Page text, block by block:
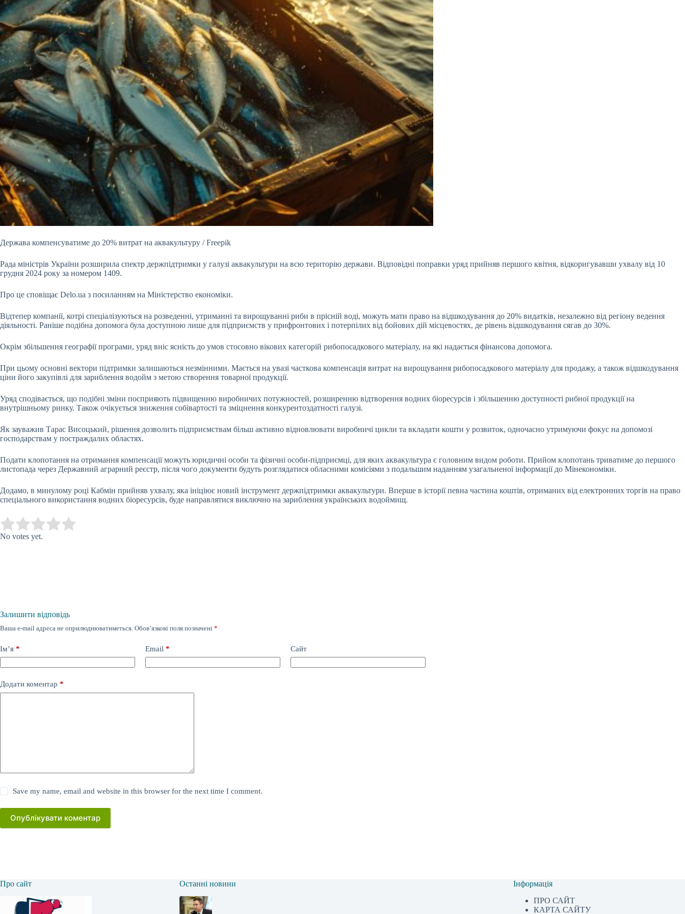
Держава компенсуватиме до 20% витрат на аквакультуру / Freepik
Рада міністрів України розширила спектр держпідтримки у галузі аквакультури на всю територію держави. Відповідні поправки уряд прийняв першого квітня, відкоригувавши ухвалу від 10
грудня 2024 року за номером 1409.
Про це сповіщає Delo.ua з посиланням на Міністерство економіки.
Відтепер компанії, котрі спеціалізуються на розведенні, утриманні та вирощуванні риби в прісній воді, можуть мати право на відшкодування до 20% видатків, незалежно від регіону ведення
діяльності. Раніше подібна допомога була доступною лише для підприємств у прифронтових і потерпілих від бойових дій місцевостях, де рівень відшкодування сягав до 30%.
Окрім збільшення географії програми, уряд вніс ясність до умов стосовно вікових категорій рибопосадкового матеріалу, на які надається фінансова допомога.
При цьому основні вектори підтримки залишаються незмінними. Мається на увазі часткова компенсація витрат на вирощування рибопосадкового матеріалу для продажу, а також відшкодування
ціни його закупівлі для зариблення водойм з метою створення товарної продукції.
Уряд сподівається, що подібні зміни посприяють підвищенню виробничих потужностей, розширенню відтворення водних біоресурсів і збільшенню доступності рибної продукції на
внутрішньому ринку. Також очікується зниження собівартості та зміцнення конкурентоздатності галузі.
Як зауважив Тарас Висоцький, рішення дозволить підприємствам більш активно відновлювати виробничі цикли та вкладати кошти у розвиток, одночасно утримуючи фокус на допомозі
господарствам у постраждалих областях.
Подати клопотання на отримання компенсації можуть юридичні особи та фізичні особи-підприємці, для яких аквакультура є головним видом роботи. Прийом клопотань триватиме до першого
листопада через Державний аграрний реєстр, після чого документи будуть розглядатися обласними комісіями з подальшим наданням узагальненої інформації до Мінекономіки.
Додамо, в минулому році Кабмін прийняв ухвалу, яка ініціює новий інструмент держпідтримки аквакультури. Вперше в історії певна частина коштів, отриманих від електронних торгів на право
спеціального використання водних біоресурсів, буде направлятися виключно на зариблення українських водоймищ.
Rate this item:
No votes yet.
Залишити відповідь
Ваша e-mail адреса не оприлюднюватиметься. Обов’язкові поля позначені *
Ім’я * Email * Сайт
Додати коментар *
Save my name, email and website in this browser for the next time I comment.
Опублікувати коментар
Про сайт Останні новини
Інформація
ПРО САЙТ
КАРТА САЙТУ